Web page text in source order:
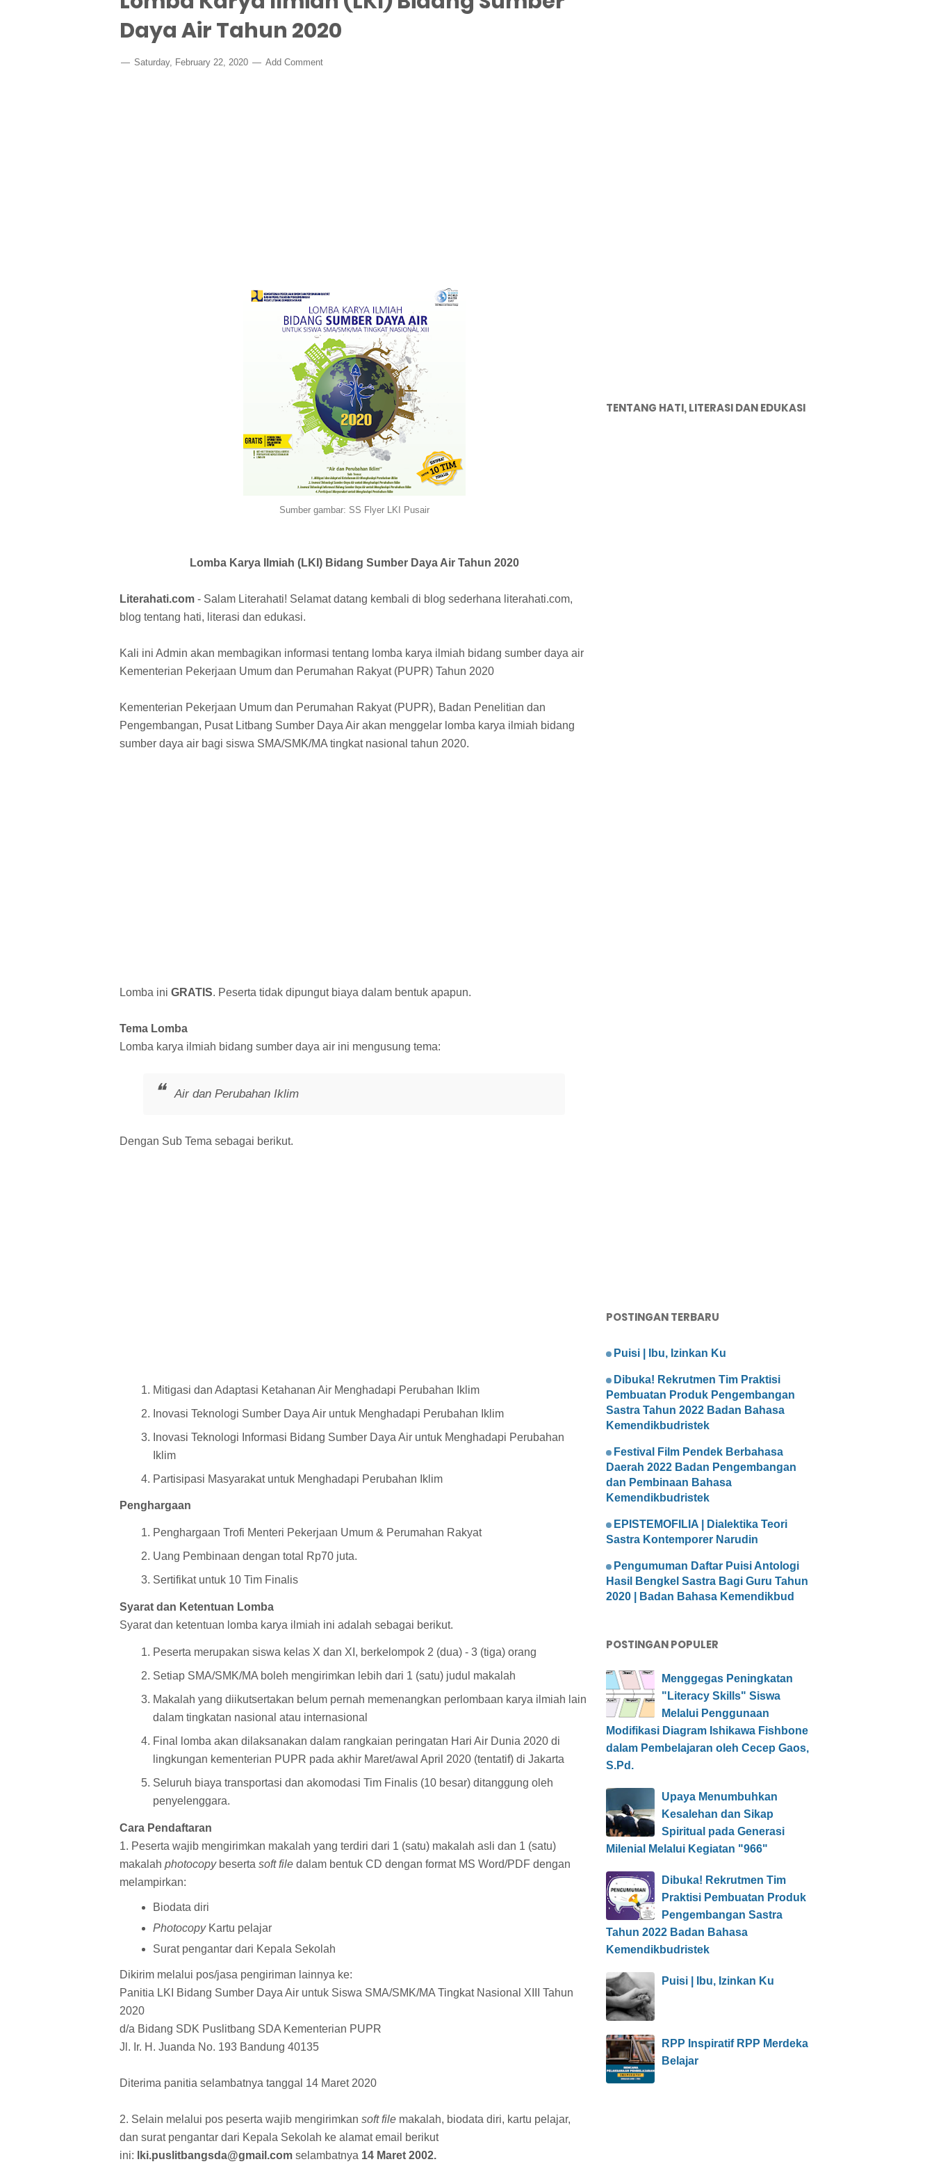
Daya Air Tahun 2020
Saturday, February 22, 2020 Add Comment
Sumber gambar: SS Flyer LKI Pusair
Lomba Karya Ilmiah (LKI) Bidang Sumber Daya Air Tahun 2020
Literahati.com - Salam Literahati! Selamat datang kembali di blog sederhana literahati.com,
blog tentang hati, literasi dan edukasi.
Kali ini Admin akan membagikan informasi tentang lomba karya ilmiah bidang sumber daya air
Kementerian Pekerjaan Umum dan Perumahan Rakyat (PUPR) Tahun 2020
Kementerian Pekerjaan Umum dan Perumahan Rakyat (PUPR), Badan Penelitian dan
Pengembangan, Pusat Litbang Sumber Daya Air akan menggelar lomba karya ilmiah bidang
sumber daya air bagi siswa SMA/SMK/MA tingkat nasional tahun 2020.
Lomba ini GRATIS. Peserta tidak dipungut biaya dalam bentuk apapun.
Tema Lomba
Lomba karya ilmiah bidang sumber daya air ini mengusung tema:
Air dan Perubahan Iklim
Dengan Sub Tema sebagai berikut.
Mitigasi dan Adaptasi Ketahanan Air Menghadapi Perubahan Iklim
Inovasi Teknologi Sumber Daya Air untuk Menghadapi Perubahan Iklim
Inovasi Teknologi Informasi Bidang Sumber Daya Air untuk Menghadapi Perubahan
Iklim
Partisipasi Masyarakat untuk Menghadapi Perubahan Iklim
Penghargaan
Penghargaan Trofi Menteri Pekerjaan Umum & Perumahan Rakyat
Uang Pembinaan dengan total Rp70 juta.
Sertifikat untuk 10 Tim Finalis
Syarat dan Ketentuan Lomba
Syarat dan ketentuan lomba karya ilmiah ini adalah sebagai berikut.
Peserta merupakan siswa kelas X dan XI, berkelompok 2 (dua) - 3 (tiga) orang
Setiap SMA/SMK/MA boleh mengirimkan lebih dari 1 (satu) judul makalah
Makalah yang diikutsertakan belum pernah memenangkan perlombaan karya ilmiah lain
dalam tingkatan nasional atau internasional
Final lomba akan dilaksanakan dalam rangkaian peringatan Hari Air Dunia 2020 di
lingkungan kementerian PUPR pada akhir Maret/awal April 2020 (tentatif) di Jakarta
Seluruh biaya transportasi dan akomodasi Tim Finalis (10 besar) ditanggung oleh
penyelenggara.
Cara Pendaftaran
1. Peserta wajib mengirimkan makalah yang terdiri dari 1 (satu) makalah asli dan 1 (satu)
makalah photocopybeserta soft file dalam bentuk CD dengan format MS Word/PDF dengan
melampirkan:
Biodata diri
PhotocopyKartu pelajar
Surat pengantar dari Kepala Sekolah
Dikirim melalui pos/jasa pengiriman lainnya ke:
Panitia LKI Bidang Sumber Daya Air untuk Siswa SMA/SMK/MA Tingkat Nasional XIII Tahun
2020
d/a Bidang SDK Puslitbang SDA Kementerian PUPR
Jl. Ir. H. Juanda No. 193 Bandung 40135
Diterima panitia selambatnya tanggal 14 Maret 2020
2. Selain melalui pos peserta wajib mengirimkan soft file makalah, biodata diri, kartu pelajar,
dan surat pengantar dari Kepala Sekolah ke alamat email berikut
ini:
lki.puslitbangsda@gmail.com selambatnya 14 Maret 2002.
TENTANG HATI, LITERASI DAN EDUKASI
POSTINGAN TERBARU
Puisi | Ibu, Izinkan Ku
Dibuka! Rekrutmen Tim Praktisi
Pembuatan Produk Pengembangan
Sastra Tahun 2022 Badan Bahasa
Kemendikbudristek
Festival Film Pendek Berbahasa
Daerah 2022 Badan Pengembangan
dan Pembinaan Bahasa
Kemendikbudristek
EPISTEMOFILIA | Dialektika Teori
Sastra Kontemporer Narudin
Pengumuman Daftar Puisi Antologi
Hasil Bengkel Sastra Bagi Guru Tahun
2020 | Badan Bahasa Kemendikbud
POSTINGAN POPULER
Menggegas Peningkatan
"Literacy Skills" Siswa
Melalui Penggunaan
Modifikasi Diagram Ishikawa Fishbone
dalam Pembelajaran oleh Cecep Gaos,
S.Pd.
Upaya Menumbuhkan
Kesalehan dan Sikap
Spiritual pada Generasi
Milenial Melalui Kegiatan "966"
Dibuka! Rekrutmen Tim
Praktisi Pembuatan Produk
Pengembangan Sastra
Tahun 2022 Badan Bahasa
Kemendikbudristek
Puisi | Ibu, Izinkan Ku
RPP Inspiratif RPP Merdeka
Belajar